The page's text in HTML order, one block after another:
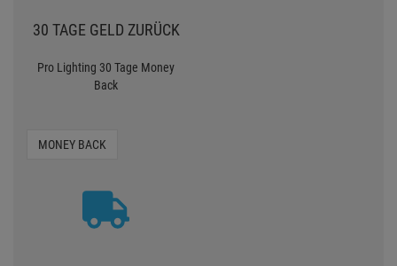
30 TAGE GELD ZURÜCK
Pro Lighting 30 Tage Money
Back
MONEY BACK